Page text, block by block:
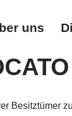
uns